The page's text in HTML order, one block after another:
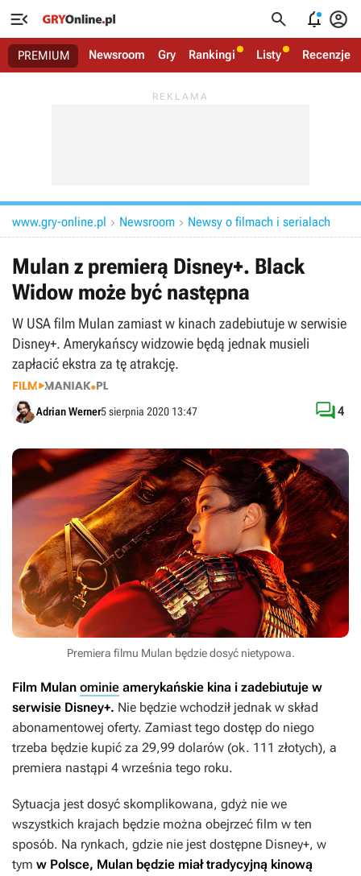
   
PREMIUM Newsroom Gry Rankingi Listy Recenzje
www.gry-online.pl  Newsroom  Newsy o filmach i serialach
Mulan z premierą Disney+. Black
Widow może być następna
W USA film Mulan zamiast w kinach zadebiutuje w serwisie
Disney+. Amerykańscy widzowie będą jednak musieli
zapłacić ekstra za tę atrakcję.
Adrian Werner5 sierpnia 2020 13:47 4
Premiera filmu Mulan będzie dosyć nietypowa.
Film Mulan ominie amerykańskie kina i zadebiutuje w
serwisie Disney+. Nie będzie wchodził jednak w skład
abonamentowej oferty. Zamiast tego dostęp do niego
trzeba będzie kupić za 29,99 dolarów (ok. 111 złotych), a
premiera nastąpi 4 września tego roku.
Sytuacja jest dosyć skomplikowana, gdyż nie we
wszystkich krajach będzie można obejrzeć film w ten
sposób. Na rynkach, gdzie nie jest dostępne Disney+, w
tym w Polsce, Mulan będzie miał tradycyjną kinową